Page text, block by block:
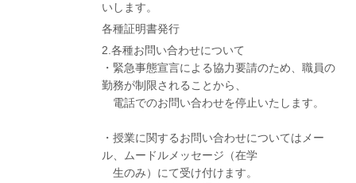
いします。
各種証明書発行
2.各種お問い合わせについて
・緊急事態宣言による協力要請のため、職員の
勤務が制限されることから、
電話でのお問い合わせを停止いたします。
・授業に関するお問い合わせについてはメー
ル、ムードルメッセージ（在学
生のみ）にて受け付けます。